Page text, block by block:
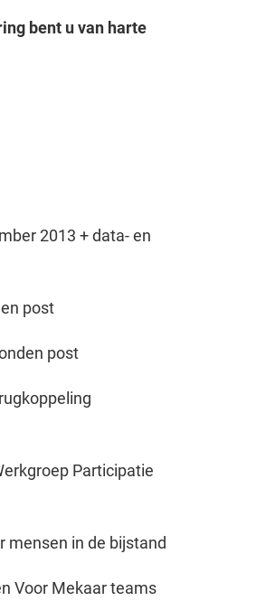
bent u van harte
2013 + data- en
post
post
Participatie
in de bijstand
Voor Mekaar teams